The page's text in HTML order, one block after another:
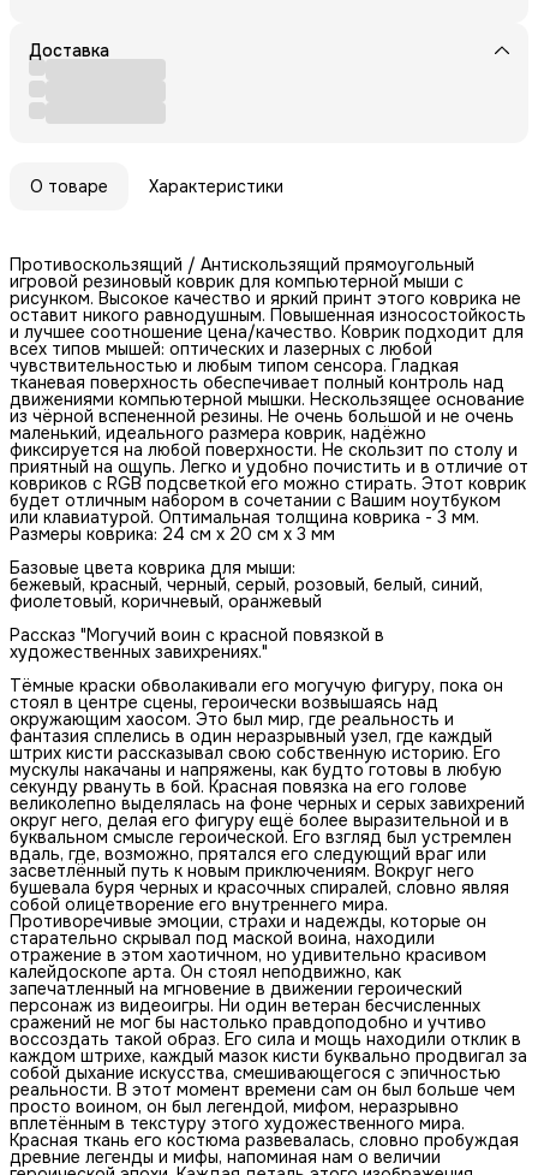
Доставка
О товаре Характеристики
Противоскользящий / Антискользящий прямоугольный
игровой резиновый коврик для компьютерной мыши с
рисунком. Высокое качество и яркий принт этого коврика не
оставит никого равнодушным. Повышенная износостойкость
и лучшее соотношение цена/качество. Коврик подходит для
всех типов мышей: оптических и лазерных с любой
чувствительностью и любым типом сенсора. Гладкая
тканевая поверхность обеспечивает полный контроль над
движениями компьютерной мышки. Нескользящее основание
из чёрной вспененной резины. Не очень большой и не очень
маленький, идеального размера коврик, надёжно
фиксируется на любой поверхности. Не скользит по столу и
приятный на ощупь. Легко и удобно почистить и в отличие от
ковриков с RGB подсветкой его можно стирать. Этот коврик
будет отличным набором в сочетании с Вашим ноутбуком
или клавиатурой. Оптимальная толщина коврика - 3 мм.
Размеры коврика: 24 см x 20 см x 3 мм
Базовые цвета коврика для мыши:
бежевый, красный, черный, серый, розовый, белый, синий,
фиолетовый, коричневый, оранжевый
Рассказ "Могучий воин с красной повязкой в
художественных завихрениях."
Тёмные краски обволакивали его могучую фигуру, пока он
стоял в центре сцены, героически возвышаясь над
окружающим хаосом. Это был мир, где реальность и
фантазия сплелись в один неразрывный узел, где каждый
штрих кисти рассказывал свою собственную историю. Его
мускулы накачаны и напряжены, как будто готовы в любую
секунду рвануть в бой. Красная повязка на его голове
великолепно выделялась на фоне черных и серых завихрений
округ него, делая его фигуру ещё более выразительной и в
буквальном смысле героической. Его взгляд был устремлен
вдаль, где, возможно, прятался его следующий враг или
засветлённый путь к новым приключениям. Вокруг него
бушевала буря черных и красочных спиралей, словно являя
собой олицетворение его внутреннего мира.
Противоречивые эмоции, страхи и надежды, которые он
старательно скрывал под маской воина, находили
отражение в этом хаотичном, но удивительно красивом
калейдоскопе арта. Он стоял неподвижно, как
запечатленный на мгновение в движении героический
персонаж из видеоигры. Ни один ветеран бесчисленных
сражений не мог бы настолько правдоподобно и учтиво
воссоздать такой образ. Его сила и мощь находили отклик в
каждом штрихе, каждый мазок кисти буквально продвигал за
собой дыхание искусства, смешивающегося с эпичностью
реальности. В этот момент времени сам он был больше чем
просто воином, он был легендой, мифом, неразрывно
вплетённым в текстуру этого художественного мира.
Красная ткань его костюма развевалась, словно пробуждая
древние легенды и мифы, напоминая нам о величии